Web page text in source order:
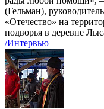
(Гельман),
«Отечество» на
подворья в деревне
/Интервью